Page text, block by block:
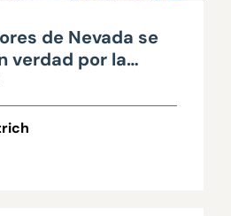
de Nevada se
verdad por la